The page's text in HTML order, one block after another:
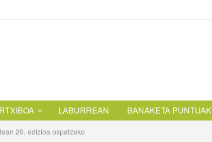
LABURREAN BANAKETA PUNTUAK
20. edizioa ospatzeko